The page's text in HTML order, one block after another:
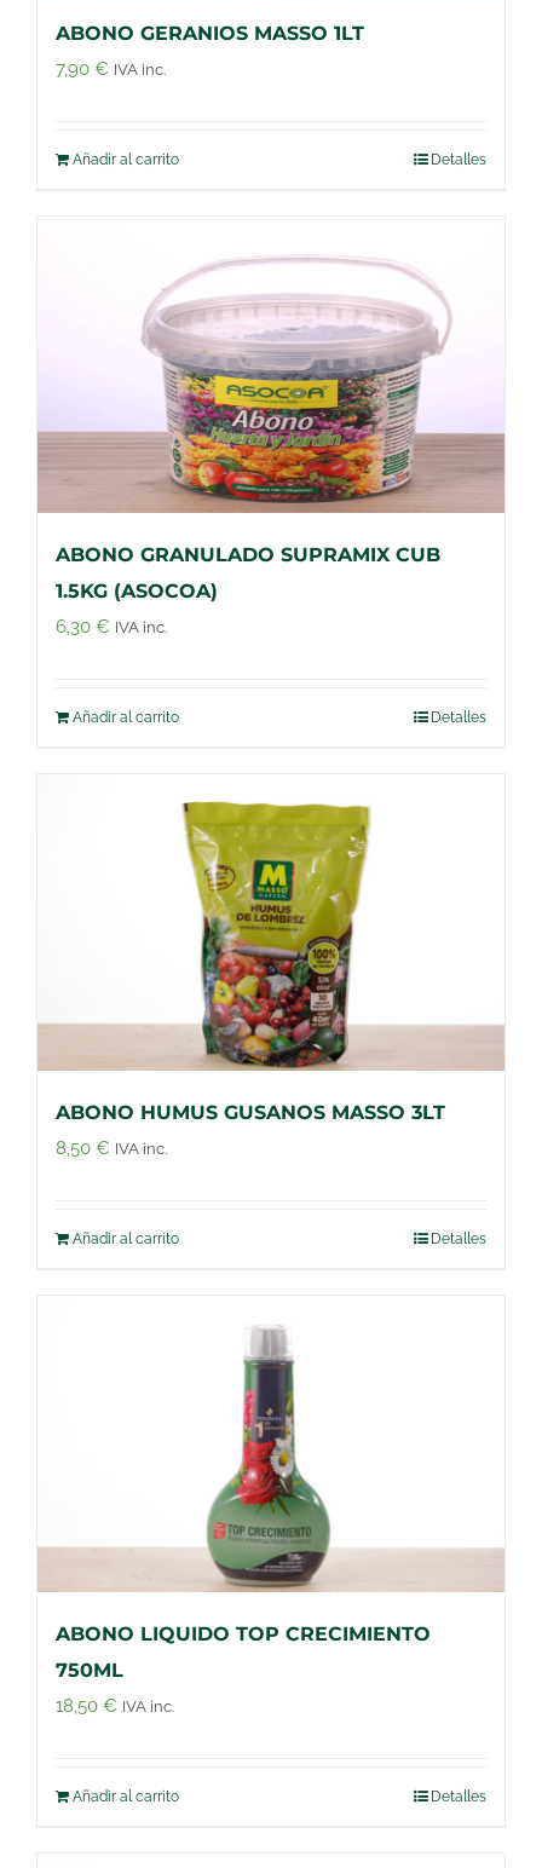
ABONO GERANIOS MASSO 1LT
7,90 € IVA inc.
Añadir al carrito Detalles
ABONO GRANULADO SUPRAMIX CUB
1.5KG (ASOCOA)
6,30 € IVA inc.
Añadir al carrito Detalles
ABONO HUMUS GUSANOS MASSO 3LT
8,50 € IVA inc.
Añadir al carrito Detalles
ABONO LIQUIDO TOP CRECIMIENTO
750ML
18,50 € IVA inc.
Añadir al carrito Detalles